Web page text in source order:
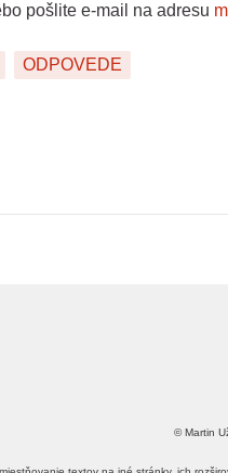
pošlite e-mail na adresu
ODPOVEDE
© Martin